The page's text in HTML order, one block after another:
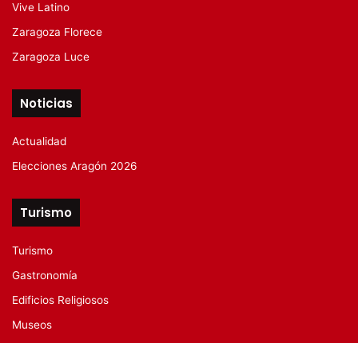
Vive Latino
Zaragoza Florece
Zaragoza Luce
Noticias
Actualidad
Elecciones Aragón 2026
Turismo
Turismo
Gastronomía
Edificios Religiosos
Museos